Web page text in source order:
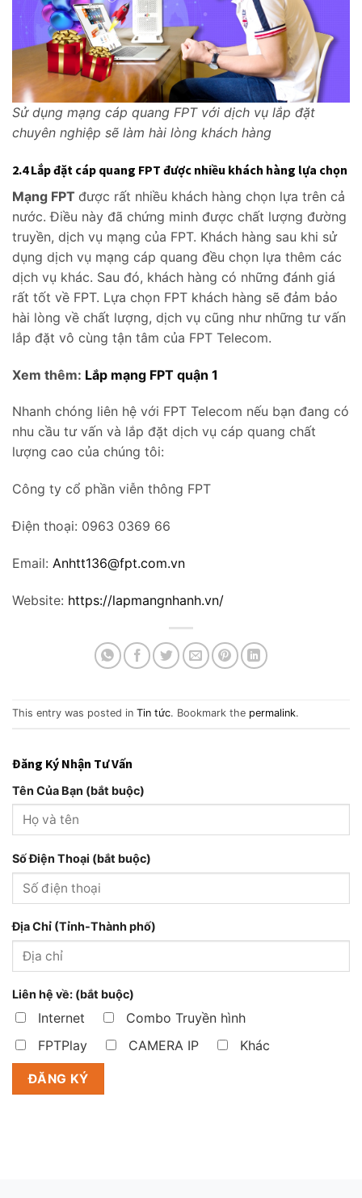
Sử dụng mạng cáp quang FPT với dịch vụ lắp đặt
chuyên nghiệp sẽ làm hài lòng khách hàng
2.4 Lắp đặt cáp quang FPT được nhiều khách hàng lựa chọn
Mạng FPT được rất nhiều khách hàng chọn lựa trên cả
nước. Điều này đã chứng minh được chất lượng đường
truyền, dịch vụ mạng của FPT. Khách hàng sau khi sử
dụng dịch vụ mạng cáp quang đều chọn lựa thêm các
dịch vụ khác. Sau đó, khách hàng có những đánh giá
rất tốt về FPT. Lựa chọn FPT khách hàng sẽ đảm bảo
hài lòng về chất lượng, dịch vụ cũng như những tư vấn
lắp đặt vô cùng tận tâm của FPT Telecom.
Xem thêm: Lắp mạng FPT quận 1
Nhanh chóng liên hệ với FPT Telecom nếu bạn đang có
nhu cầu tư vấn và lắp đặt dịch vụ cáp quang chất
lượng cao của chúng tôi:
Công ty cổ phần viễn thông FPT
Điện thoại: 0963 0369 66
Email: Anhtt136@fpt.com.vn
Website: https://lapmangnhanh.vn/
This entry was posted in Tin tức. Bookmark the permalink.
Đăng Ký Nhận Tư Vấn
Tên Của Bạn (bắt buộc)
Số Điện Thoại (bắt buộc)
Địa Chỉ (Tỉnh-Thành phố)
Liên hệ về: (bắt buộc)
Internet
Combo Truyền hình
FPTPlay
CAMERA IP Khác